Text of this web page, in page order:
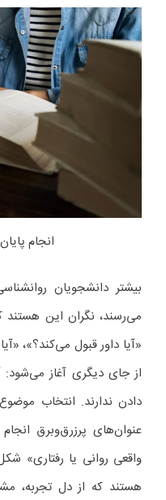
انجام
بیشتر دانشجویان
می‌رسند، نگران این
«آیا داور قبول می‌کند؟»،
از جای دیگری آغاز
دادن ندارند. انتخاب
عنوان‌های پرزرق‌وبرق
واقعی روانی یا رفتاری»
هستند که از دل تجربه،